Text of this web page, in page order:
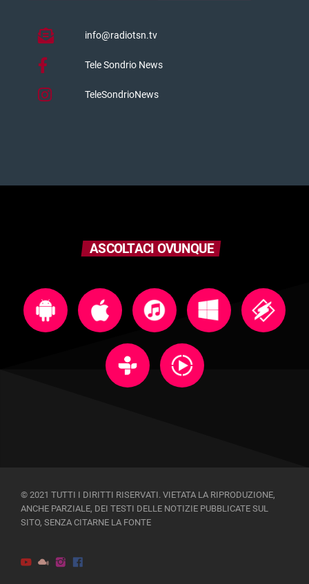
info@radiotsn.tv
Tele Sondrio News
TeleSondrioNews
ASCOLTACI OVUNQUE
© 2021 TUTTI I DIRITTI RISERVATI. VIETATA LA RIPRODUZIONE,
ANCHE PARZIALE, DEI TESTI DELLE NOTIZIE PUBBLICATE SUL
SITO, SENZA CITARNE LA FONTE